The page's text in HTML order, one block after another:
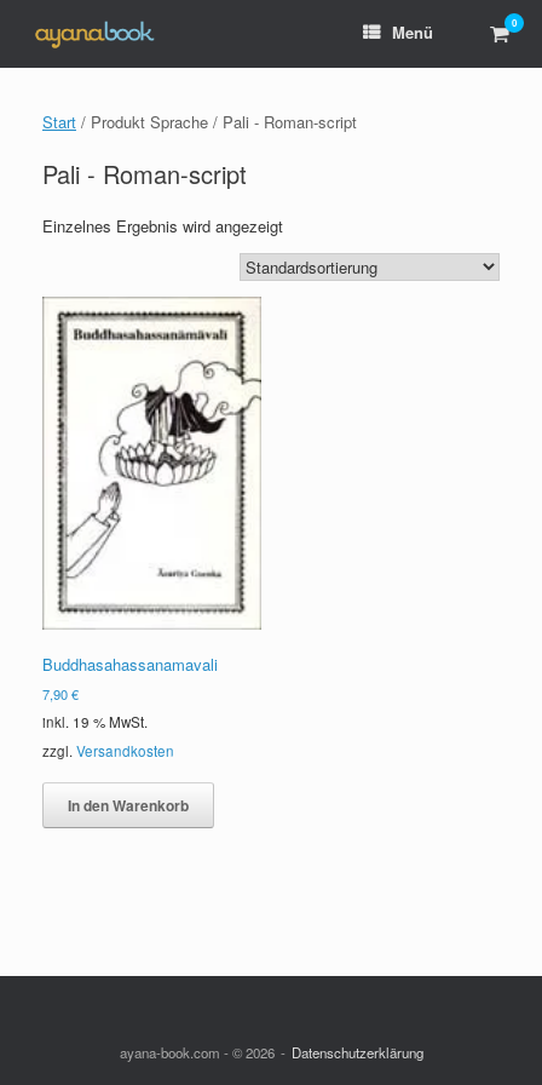
Inhalt
springen
Menü 0
Start / Produkt Sprache / Pali - Roman-script
Pali - Roman-script
Einzelnes Ergebnis wird angezeigt
Buddhasahassanamavali
7,90€
inkl. 19 % MwSt.
zzgl. Versandkosten
In den Warenkorb
ayana-book.com - © 2026 Datenschutzerklärung